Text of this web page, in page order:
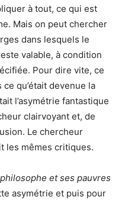
à tout, ce qui est
Mais on peut chercher
dans lesquels le
valable, à condition
Pour dire vite, ce
qu’était devenue la
l’asymétrie fantastique
clairvoyant et, de
Le chercheur
les mêmes critiques.
et ses pauvres
asymétrie et puis pour